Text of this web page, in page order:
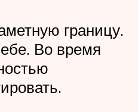
границу.
Во время